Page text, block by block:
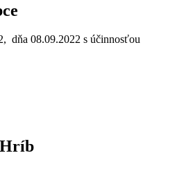
dňa 08.09.2022 s účinnosťou